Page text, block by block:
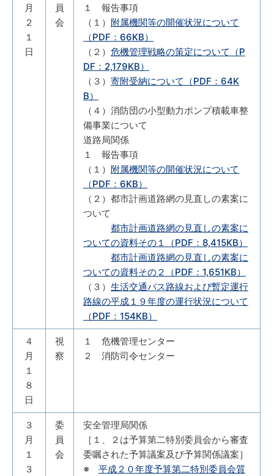
月
２
１
日
員
会
１ 報告事項
（１） 附属機関等の開催状況について
（PDF：66KB）
（２） 危機管理戦略の策定について（P
DF：2,179KB）
（３） 寄附受納について（PDF：64K
B）
（４）消防団の小型動力ポンプ積載車整
備事業について
道路局関係
１ 報告事項
（１） 附属機関等の開催状況について
（PDF：6KB）
（２）都市計画道路網の見直しの素案に
ついて
都市計画道路網の見直しの素案に
ついての資料その１（PDF：8,415KB）
都市計画道路網の見直しの素案に
ついての資料その２（PDF：1,651KB）
（３） 生活交通バス路線および暫定運行
路線の平成１９年度の運行状況について
（PDF：154KB）
４
月
１
８
日
視
察
１ 危機管理センター
２ 消防司令センター
３
月
１
３
委
員
会
安全管理局関係
［１、２は予算第二特別委員会から審査
委嘱された予算議案及び予算関係議案］
※ 平成２０年度予算第二特別委員会質